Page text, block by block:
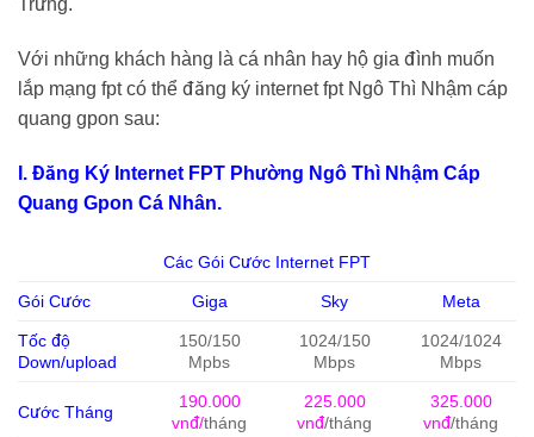
Trưng.
Với những khách hàng là cá nhân hay hộ gia đình muốn
lắp mạng fpt có thể đăng ký internet fpt Ngô Thì Nhậm cáp
quang gpon sau:
I. Đăng Ký Internet FPT Phường Ngô Thì Nhậm Cáp
Quang Gpon Cá Nhân.
Các Gói Cước Internet FPT
Gói Cước Giga Sky Meta
Tốc độ
Down/upload
150/150
Mpbs
1024/150
Mbps
1024/1024
Mbps
Cước Tháng
190.000
vnđ/tháng
225.000
vnđ/tháng
325.000
vnđ/tháng